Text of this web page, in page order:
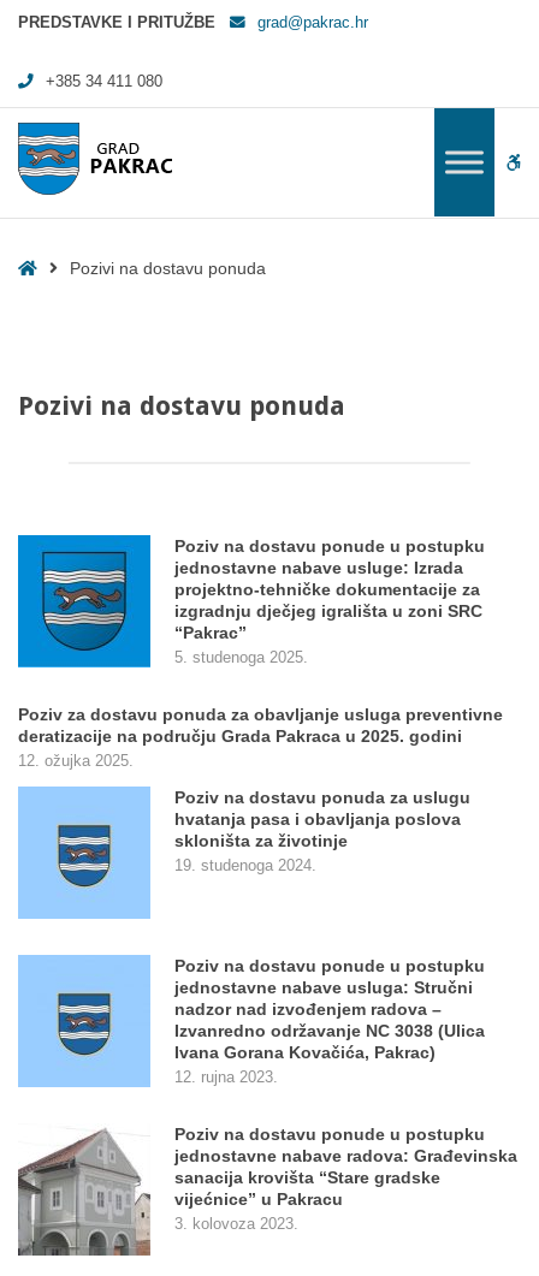
Pozivi na dostavu ponuda - Grad Pakrac
PREDSTAVKE I PRITUŽBE grad@pakrac.hr
+385 34 411 080
HomePozivi na dostavu ponuda
Pozivi na dostavu ponuda
Poziv na dostavu ponude u postupku
jednostavne nabave usluge: Izrada
projektno-tehničke dokumentacije za
izgradnju dječjeg igrališta u zoni SRC
“Pakrac”
5. studenoga 2025.
Poziv za dostavu ponuda za obavljanje usluga preventivne
deratizacije na području Grada Pakraca u 2025. godini
12. ožujka 2025.
Poziv na dostavu ponuda za uslugu
hvatanja pasa i obavljanja poslova
skloništa za životinje
19. studenoga 2024.
Poziv na dostavu ponude u postupku
jednostavne nabave usluga: Stručni
nadzor nad izvođenjem radova –
Izvanredno održavanje NC 3038 (Ulica
Ivana Gorana Kovačića, Pakrac)
12. rujna 2023.
Poziv na dostavu ponude u postupku
jednostavne nabave radova: Građevinska
sanacija krovišta “Stare gradske
vijećnice” u Pakracu
3. kolovoza 2023.